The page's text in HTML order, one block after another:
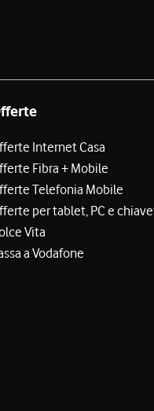
Internet Casa
Fibra + Mobile
Telefonia Mobile
per tablet, PC e
Vita
a Vodafone